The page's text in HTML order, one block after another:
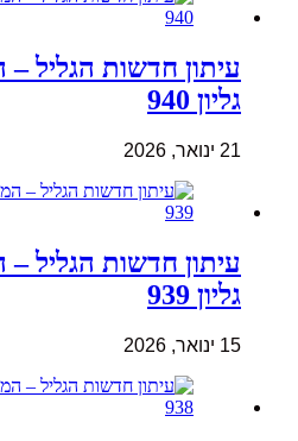
עיתון חדשות הגליל
גליון 940
21 ינואר, 2026
עיתון חדשות הגליל
גליון 939
15 ינואר, 2026